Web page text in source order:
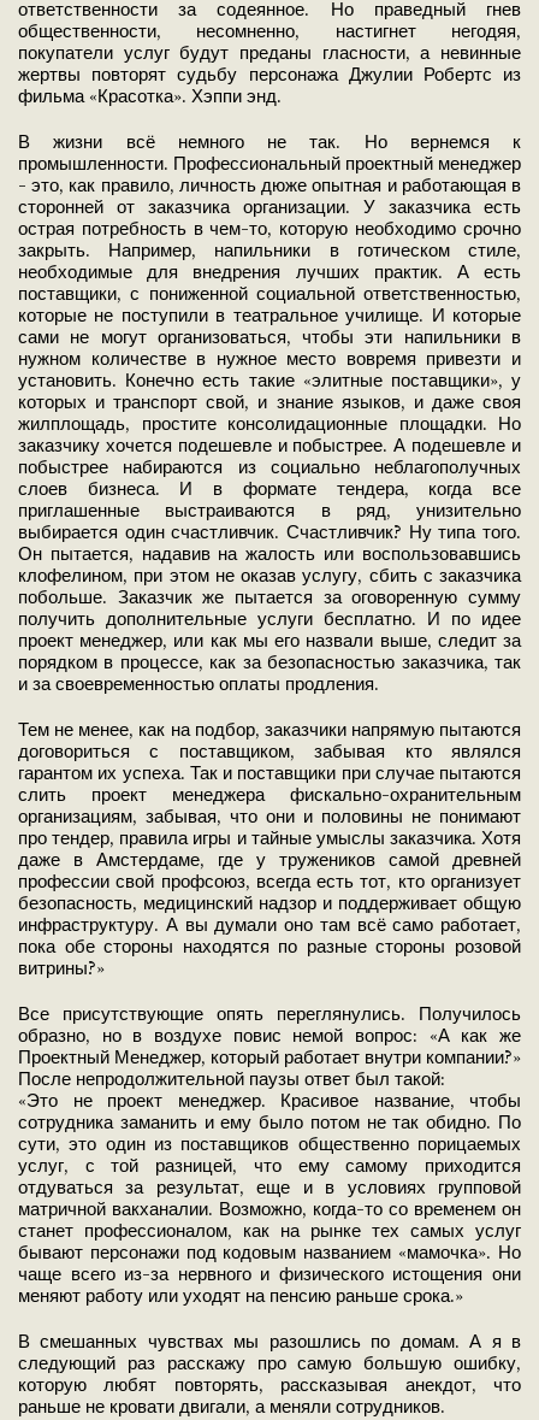
ответственности за содеянное. Но праведный гнев
общественности, несомненно, настигнет негодяя,
покупатели услуг будут преданы гласности, а невинные
жертвы повторят судьбу персонажа Джулии Робертс из
фильма «Красотка». Хэппи энд.
В жизни всё немного не так. Но вернемся к
промышленности. Профессиональный проектный менеджер
- это, как правило, личность дюже опытная и работающая в
сторонней от заказчика организации. У заказчика есть
острая потребность в чем-то, которую необходимо срочно
закрыть. Например, напильники в готическом стиле,
необходимые для внедрения лучших практик. А есть
поставщики, с пониженной социальной ответственностью,
которые не поступили в театральное училище. И которые
сами не могут организоваться, чтобы эти напильники в
нужном количестве в нужное место вовремя привезти и
установить. Конечно есть такие «элитные поставщики», у
которых и транспорт свой, и знание языков, и даже своя
жилплощадь, простите консолидационные площадки. Но
заказчику хочется подешевле и побыстрее. А подешевле и
побыстрее набираются из социально неблагополучных
слоев бизнеса. И в формате тендера, когда все
приглашенные выстраиваются в ряд, унизительно
выбирается один счастливчик. Счастливчик? Ну типа того.
Он пытается, надавив на жалость или воспользовавшись
клофелином, при этом не оказав услугу, сбить с заказчика
побольше. Заказчик же пытается за оговоренную сумму
получить дополнительные услуги бесплатно. И по идее
проект менеджер, или как мы его назвали выше, следит за
порядком в процессе, как за безопасностью заказчика, так
и за своевременностью оплаты продления.
Тем не менее, как на подбор, заказчики напрямую пытаются
договориться с поставщиком, забывая кто являлся
гарантом их успеха. Так и поставщики при случае пытаются
слить проект менеджера фискально-охранительным
организациям, забывая, что они и половины не понимают
про тендер, правила игры и тайные умыслы заказчика. Хотя
даже в Амстердаме, где у тружеников самой древней
профессии свой профсоюз, всегда есть тот, кто организует
безопасность, медицинский надзор и поддерживает общую
инфраструктуру. А вы думали оно там всё само работает,
пока обе стороны находятся по разные стороны розовой
витрины?»
Все присутствующие опять переглянулись. Получилось
образно, но в воздухе повис немой вопрос: «А как же
Проектный Менеджер, который работает внутри компании?»
После непродолжительной паузы ответ был такой:
«Это не проект менеджер. Красивое название, чтобы
сотрудника заманить и ему было потом не так обидно. По
сути, это один из поставщиков общественно порицаемых
услуг, с той разницей, что ему самому приходится
отдуваться за результат, еще и в условиях групповой
матричной вакханалии. Возможно, когда-то со временем он
станет профессионалом, как на рынке тех самых услуг
бывают персонажи под кодовым названием «мамочка». Но
чаще всего из-за нервного и физического истощения они
меняют работу или уходят на пенсию раньше срока.»
В смешанных чувствах мы разошлись по домам. А я в
следующий раз расскажу про самую большую ошибку,
которую любят повторять, рассказывая анекдот, что
раньше не кровати двигали, а меняли сотрудников.